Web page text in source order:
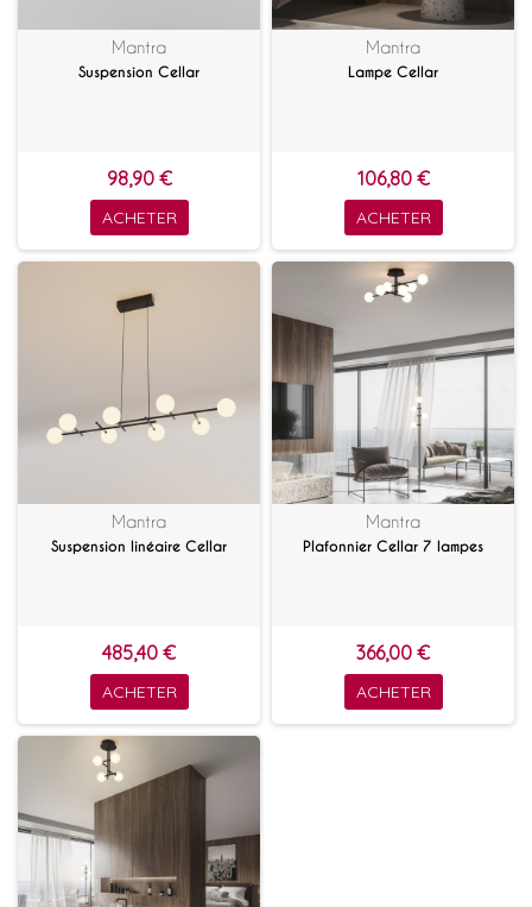
Mantra
Suspension Cellar
98,90 €
ACHETER
Mantra
Lampe Cellar
106,80 €
ACHETER
Mantra
Suspension linéaire Cellar
485,40 €
ACHETER
Mantra
Plafonnier Cellar 7 lampes
366,00 €
ACHETER